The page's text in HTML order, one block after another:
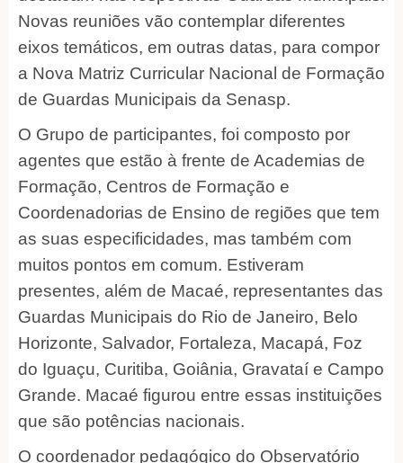
Novas reuniões vão contemplar diferentes
eixos temáticos, em outras datas, para compor
a Nova Matriz Curricular Nacional de Formação
de Guardas Municipais da Senasp.
O Grupo de participantes, foi composto por
agentes que estão à frente de Academias de
Formação, Centros de Formação e
Coordenadorias de Ensino de regiões que tem
as suas especificidades, mas também com
muitos pontos em comum. Estiveram
presentes, além de Macaé, representantes das
Guardas Municipais do Rio de Janeiro, Belo
Horizonte, Salvador, Fortaleza, Macapá, Foz
do Iguaçu, Curitiba, Goiânia, Gravataí e Campo
Grande. Macaé figurou entre essas instituições
que são potências nacionais.
O coordenador pedagógico do Observatório